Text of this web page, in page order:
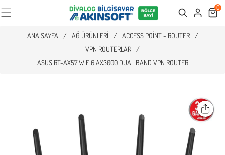
Search Cart
0
ANA SAYFA / AĞ ÜRÜNLERI / ACCESS POINT - ROUTER
/
VPN ROUTERLAR /
ASUS RT-AX57 WIFI6 AX3000 DUAL BAND VPN ROUTER